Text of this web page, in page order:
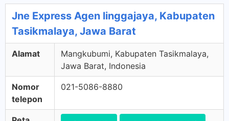
Jne Express Agen linggajaya, Kabupaten
Tasikmalaya, Jawa Barat
Alamat
Mangkubumi, Kabupaten Tasikmalaya,
Jawa Barat, Indonesia
Nomor
telepon
021-5086-8880